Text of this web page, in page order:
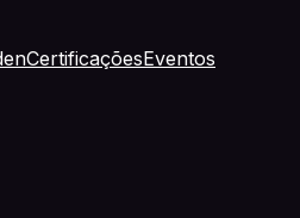
CertificaçõesEventos